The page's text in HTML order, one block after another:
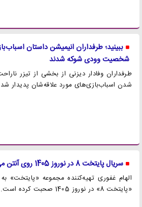
ببینید؛ طرفداران انیمیشن داستان
شخصیت وودی شوکه شدند
طرفداران وفادار دیزنی از بخشی از تیزر
شدن اسباب‌بازی‌های مورد علاقه‌شان پدیدار
سریال پایتخت 8 در نوروز 1405 روی آنتن می‌رود؟
الهام غفوری تهیه‌کننده مجموعه «پایتخت»
«پایتخت 8» در نوروز 1405 صحبت کرده است.